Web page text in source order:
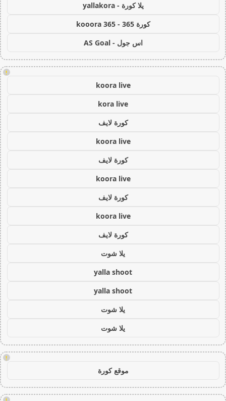
يلا كورة - yallakora
كورة 365 - kooora 365
اس جول - AS Goal
!
koora live
kora live
كورة لايف
koora live
كورة لايف
koora live
كورة لايف
koora live
كورة لايف
يلا شوت
yalla shoot
yalla shoot
يلا شوت
يلا شوت
!
موقع كورة